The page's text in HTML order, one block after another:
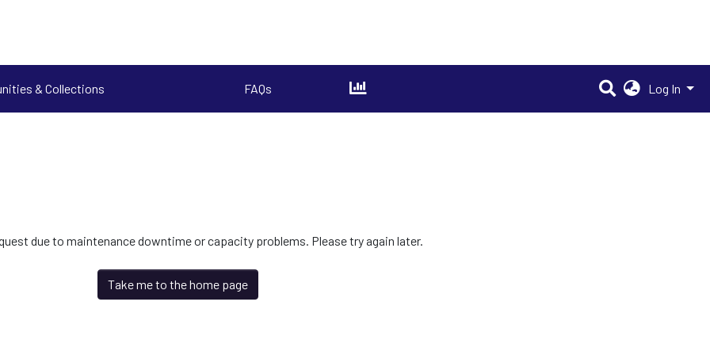
& Collections FAQs Log In
due to maintenance downtime or capacity problems. Please try again later.
Take me to the home page